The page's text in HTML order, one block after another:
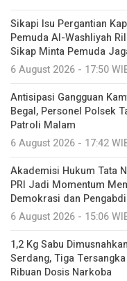
Sikapi Isu Pergantian
Pemuda Al-Washliyah
Sikap Minta Pemuda
6 August 2026 - 17:50
Antisipasi Gangguan
Begal, Personel Polsek
Patroli Malam
6 August 2026 - 17:42
Akademisi Hukum Tata
PRI Jadi Momentum
Demokrasi dan
6 August 2026 - 15:06
1,2 Kg Sabu
Serdang, Tiga
Ribuan Dosis Narkoba